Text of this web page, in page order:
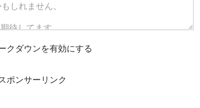
クダウンを有効にする
ポンサーリンク